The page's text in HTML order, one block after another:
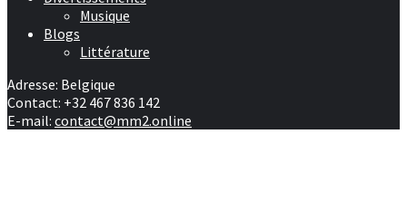
Musique
Blogs
Littérature
Adresse: Belgique
Contact: +32 467 836 142
E-mail: contact@mm2.online